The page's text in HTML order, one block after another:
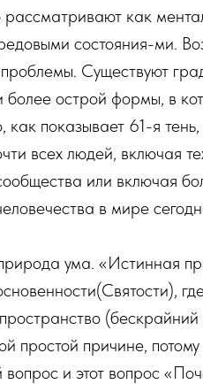
как
состояния-ми.
Существуют
более острой формы, в
показывает 61-я
всех людей, включая
или включая
в мире
ума. «Истинная
простой причине,
и этот вопрос